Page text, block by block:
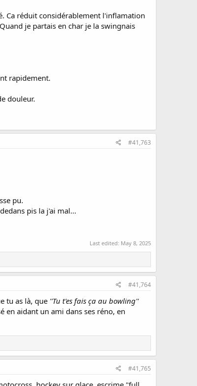
Ca réduit considérablement l'inflamation
je partais en char je la swingnais
rapidement.
douleur.
#41,763
pu.
pis la j'ai mal...
Last edited: May 8, 2025
#41,764
tu as là, que ''Tu t'es fais ça au bowling''
en aidant un ami dans ses réno, en
#41,765